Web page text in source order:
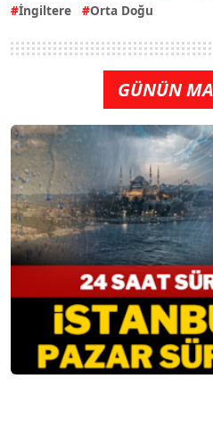
İngiltere
Orta Doğu
GÜNÜN